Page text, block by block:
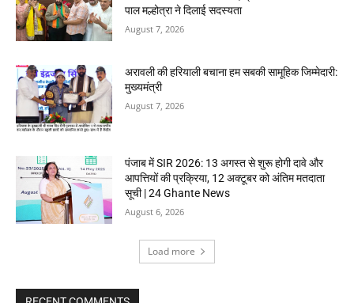
पाल मल्होत्रा ने दिलाई सदस्यता
August 7, 2026
अरावली की हरियाली बचाना हम सबकी सामूहिक जिम्मेदारी:
मुख्यमंत्री
August 7, 2026
पंजाब में SIR 2026: 13 अगस्त से शुरू होगी दावे और
आपत्तियों की प्रक्रिया, 12 अक्टूबर को अंतिम मतदाता
सूची | 24 Ghante News
August 6, 2026
Load more